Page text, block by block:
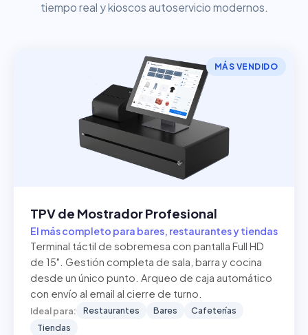
tiempo real y kioscos autoservicio modernos.
MÁS VENDIDO
TPV de Mostrador Profesional
El más completo para bares, restaurantes y tiendas
Terminal táctil de sobremesa con pantalla Full HD
de 15". Gestión completa de sala, barra y cocina
desde un único punto. Arqueo de caja automático
con envío al email al cierre de turno.
Ideal para: Restaurantes Bares
Cafeterías
Tiendas